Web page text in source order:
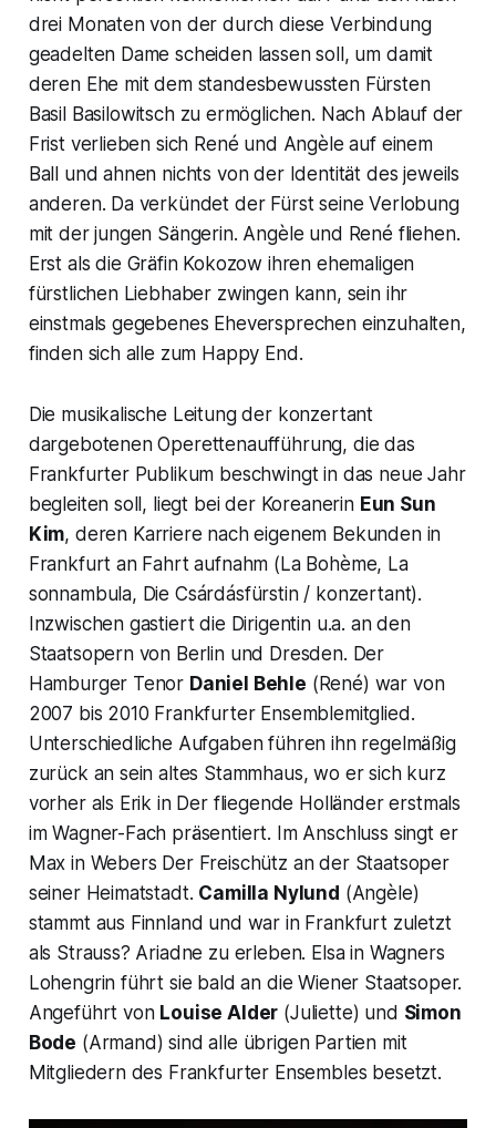
drei Monaten von der durch diese Verbindung
geadelten Dame scheiden lassen soll, um damit
deren Ehe mit dem standesbewusstenFürsten
Basil Basilowitschzu ermöglichen. Nach Ablauf der
Frist verlieben sich René und Angèle auf einem
Ball und ahnen nichts von der Identität des jeweils
anderen. Da verkündet der Fürst seine Verlobung
mit der jungen Sängerin. Angèle und René fliehen.
Erst als die Gräfin Kokozow ihren ehemaligen
fürstlichen Liebhaber zwingen kann, sein ihr
einstmals gegebenes Eheversprechen einzuhalten,
finden sich alle zum Happy End.
Die musikalische Leitung der konzertant
dargebotenen Operettenaufführung, die das
Frankfurter Publikum beschwingt in das neue Jahr
begleiten soll, liegt bei der Koreanerin Eun Sun
Kim, deren Karriere nach eigenem Bekunden in
Frankfurt an Fahrt aufnahm (La Bohème, La
sonnambula, Die Csárdásfürstin / konzertant).
Inzwischen gastiert die Dirigentin u.a. an den
Staatsopern von Berlin und Dresden. Der
Hamburger Tenor Daniel Behle (René) war von
2007 bis 2010 Frankfurter Ensemblemitglied.
Unterschiedliche Aufgaben führen ihn regelmäßig
zurück an sein altes Stammhaus, wo er sich kurz
vorher als Erik in Der fliegende Holländer erstmals
im Wagner-Fach präsentiert. Im Anschluss singt er
Max in Webers Der Freischütz an der Staatsoper
seiner Heimatstadt. Camilla Nylund (Angèle)
stammt aus Finnland und war in Frankfurt zuletzt
als Strauss? Ariadne zu erleben. Elsa in Wagners
Lohengrin führt sie bald an die Wiener Staatsoper.
Angeführt von Louise Alder (Juliette) und Simon
Bode (Armand) sind alle übrigen Partien mit
Mitgliedern des Frankfurter Ensembles besetzt.